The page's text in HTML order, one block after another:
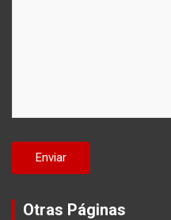
Otras Páginas